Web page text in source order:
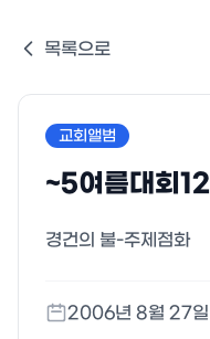
목록으로
교회앨범
~5여름대회12
경건의 불-주제점화
2006년 8월 27일